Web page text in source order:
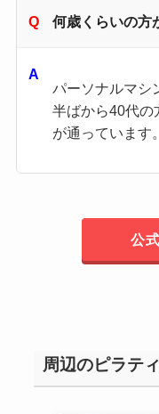
何歳くらいの方
パーソナルマシ
半ばから40代の
が通っています。
公
周辺のピラテ